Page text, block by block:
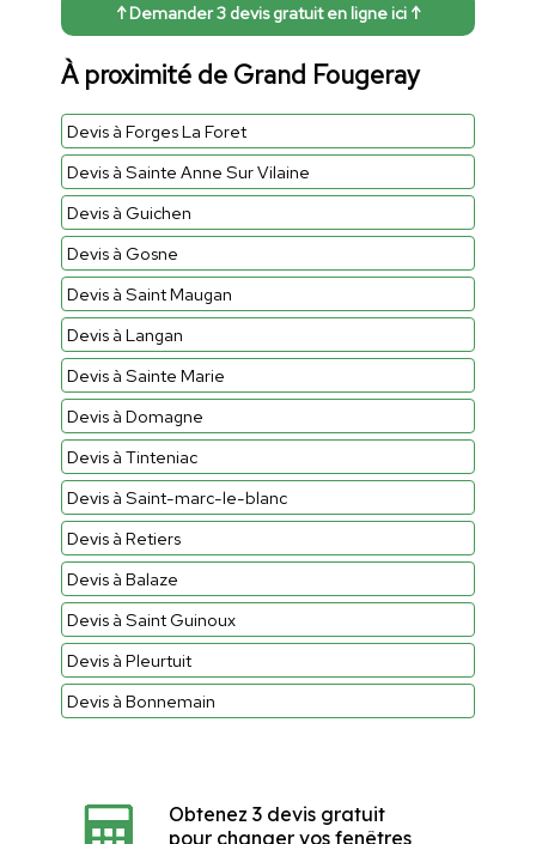
↑ Demander 3 devis gratuit en ligne ici ↑
À proximité de Grand Fougeray
Devis à Forges La Foret
Devis à Sainte Anne Sur Vilaine
Devis à Guichen
Devis à Gosne
Devis à Saint Maugan
Devis à Langan
Devis à Sainte Marie
Devis à Domagne
Devis à Tinteniac
Devis à Saint-marc-le-blanc
Devis à Retiers
Devis à Balaze
Devis à Saint Guinoux
Devis à Pleurtuit
Devis à Bonnemain
Obtenez 3 devis gratuit
pour changer vos fenêtres